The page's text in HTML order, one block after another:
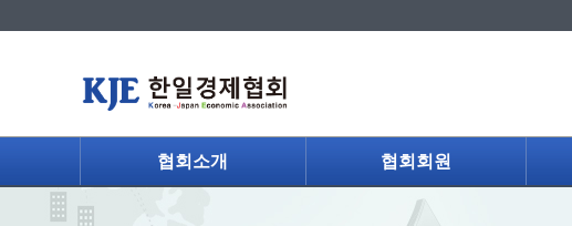
협회소개 협회회원